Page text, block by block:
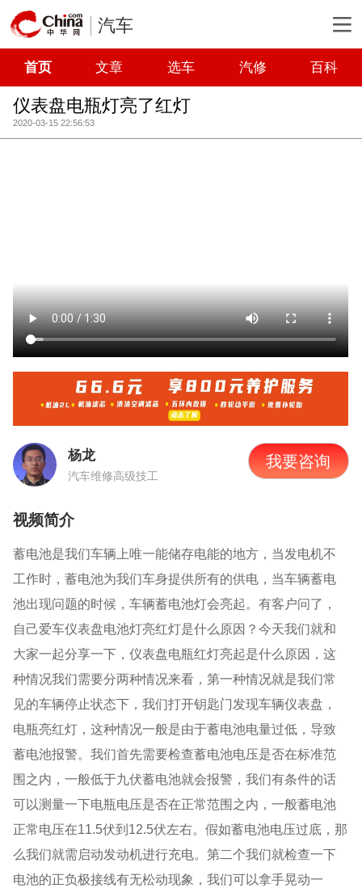
汽车
首页 文章 选车 汽修 百科
仪表盘电瓶灯亮了红灯
2020-03-15 22:56:53
杨龙
汽车维修高级技工
我要咨询
视频简介
蓄电池是我们车辆上唯一能储存电能的地方，当发电机不
工作时，蓄电池为我们车身提供所有的供电，当车辆蓄电
池出现问题的时候，车辆蓄电池灯会亮起。有客户问了，
自己爱车仪表盘电池灯亮红灯是什么原因？今天我们就和
大家一起分享一下，仪表盘电瓶红灯亮起是什么原因，这
种情况我们需要分两种情况来看，第一种情况就是我们常
见的车辆停止状态下，我们打开钥匙门发现车辆仪表盘，
电瓶亮红灯，这种情况一般是由于蓄电池电量过低，导致
蓄电池报警。我们首先需要检查蓄电池电压是否在标准范
围之内，一般低于九伏蓄电池就会报警，我们有条件的话
可以测量一下电瓶电压是否在正常范围之内，一般蓄电池
正常电压在11.5伏到12.5伏左右。假如蓄电池电压过底，那
么我们就需启动发动机进行充电。第二个我们就检查一下
电池的正负极接线有无松动现象，我们可以拿手晃动一